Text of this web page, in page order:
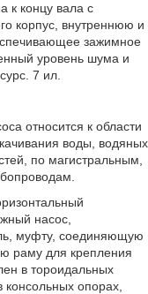
к концу вала с
корпус, внутреннюю и
зажимное
уровень шума и
7 ил.
относится к области
воды, водяных
по магистральным,
насос,
муфту, соединяющую
раму для крепления
в тороидальных
опорах,